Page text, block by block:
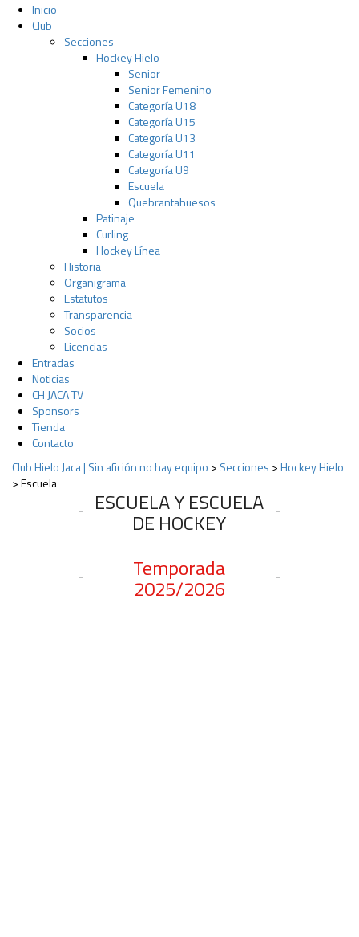
Inicio
Club
Secciones
Hockey Hielo
Senior
Senior Femenino
Categoría U18
Categoría U15
Categoría U13
Categoría U11
Categoría U9
Escuela
Quebrantahuesos
Patinaje
Curling
Hockey Línea
Historia
Organigrama
Estatutos
Transparencia
Socios
Licencias
Entradas
Noticias
CH JACA TV
Sponsors
Tienda
Contacto
Club Hielo Jaca | Sin afición no hay equipo > Secciones >Hockey Hielo
>Escuela
ESCUELA Y ESCUELA
DE HOCKEY
Temporada
2025/2026